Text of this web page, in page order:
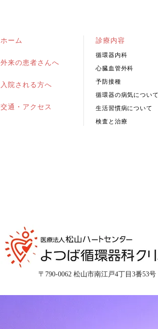
ホーム
外来の患者さんへ
入院される方へ
交通・アクセス
診療内容
循環器内科
心臓血管外科
予防接種
循環器の病気について
生活習慣病について
検査と治療
〒790-0062 松山市南江戸4丁目3番53号